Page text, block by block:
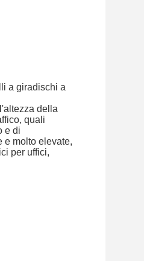
a giradischi a
della
quali
e di
e molto elevate,
per uffici,